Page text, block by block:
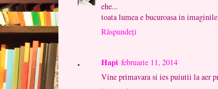
ehe...
toata lumea e bucuroasa in
Răspundeți
Hapi februarie 11, 2014
Vine primavara si ies puiutii la aer